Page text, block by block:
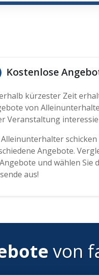
Kostenlose
kürzester Zeit
von
Veranstaltung
Alleinunterhalter
Angebote.
und wählen Sie
aus!
von